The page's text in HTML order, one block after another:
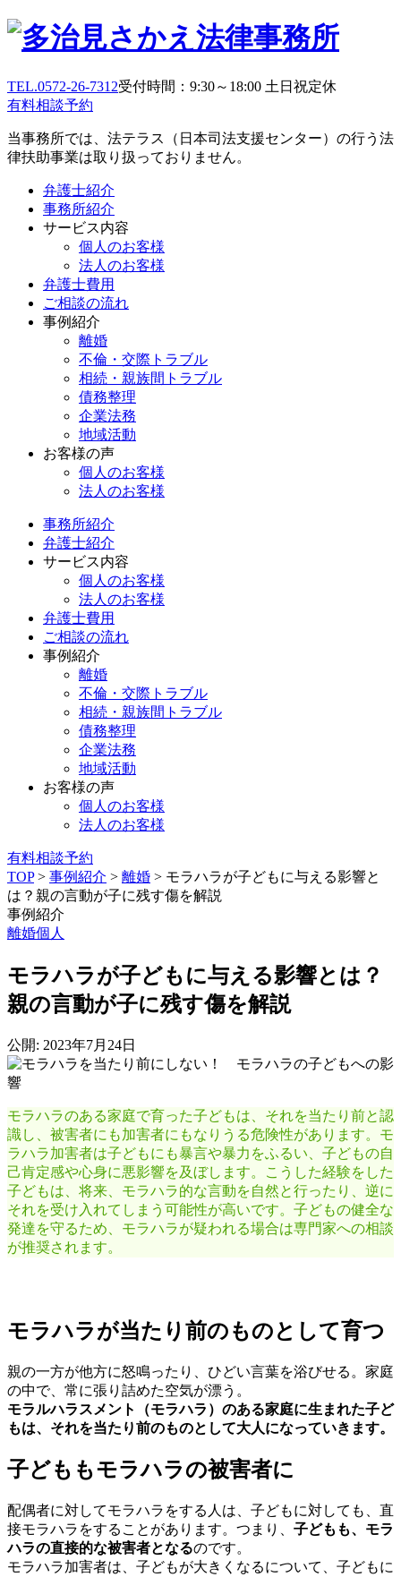
TEL.0572-26-7312受付時間：9:30～18:00 土日祝定休
有料相談予約
当事務所では、法テラス（日本司法支援センター）の行う法
律扶助事業は取り扱っておりません。
弁護士紹介
事務所紹介
サービス内容
個人のお客様
法人のお客様
弁護士費用
ご相談の流れ
事例紹介
離婚
不倫・交際トラブル
相続・親族間トラブル
債務整理
企業法務
地域活動
お客様の声
個人のお客様
法人のお客様
事務所紹介
弁護士紹介
サービス内容
個人のお客様
法人のお客様
弁護士費用
ご相談の流れ
事例紹介
離婚
不倫・交際トラブル
相続・親族間トラブル
債務整理
企業法務
地域活動
お客様の声
個人のお客様
法人のお客様
有料相談予約
TOP> 事例紹介 > 離婚 > モラハラが子どもに与える影響と
は？親の言動が子に残す傷を解説
事例紹介
離婚個人
モラハラが子どもに与える影響とは？
親の言動が子に残す傷を解説
公開: 2023年7月24日
モラハラのある家庭で育った子どもは、それを当たり前と認
識し、被害者にも加害者にもなりうる危険性があります。モ
ラハラ加害者は子どもにも暴言や暴力をふるい、子どもの自
己肯定感や心身に悪影響を及ぼします。こうした経験をした
子どもは、将来、モラハラ的な言動を自然と行ったり、逆に
それを受け入れてしまう可能性が高いです。子どもの健全な
発達を守るため、モラハラが疑われる場合は専門家への相談
が推奨されます。
モラハラが当たり前のものとして育つ
親の一方が他方に怒鳴ったり、ひどい言葉を浴びせる。家庭
の中で、常に張り詰めた空気が漂う。
モラルハラスメント（モラハラ）のある家庭に生まれた子ど
もは、それを当たり前のものとして大人になっていきます。
子どももモラハラの被害者に
配偶者に対してモラハラをする人は、子どもに対しても、直
接モラハラをすることがあります。つまり、 子どもも、モラ
ハラの直接的な被害者となるのです。
モラハラ加害者は、子どもが大きくなるについて、子どもに